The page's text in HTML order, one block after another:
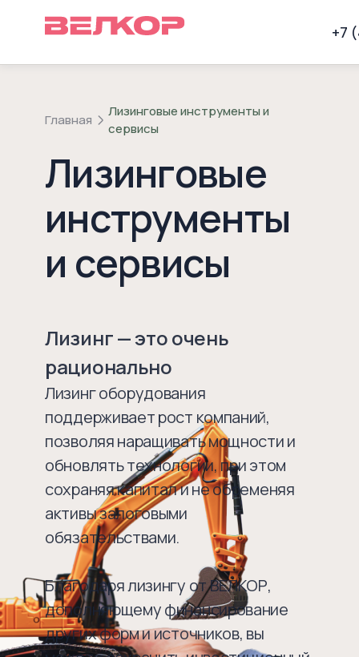
+7
Главная
Лизинговые инструменты и
сервисы
Лизинговые
инструменты
и сервисы
Лизинг — это очень
рационально
Лизинг оборудования
поддерживает рост компаний,
позволяя наращивать мощности и
обновлять технологии, при этом
сохраняя капитал и не обременяя
активы залоговыми
обязательствами.
Благодаря лизингу от ВЕЛКОР,
дополняющему финансирование
других форм и источников, вы